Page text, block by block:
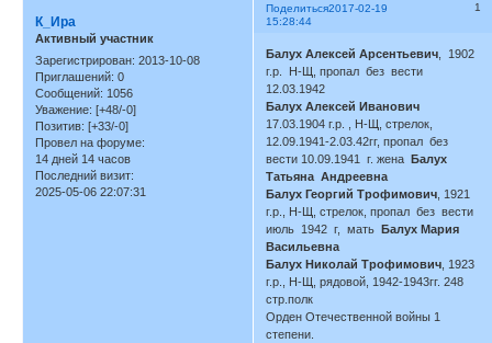
Поделиться 1
2017-02-19
15:28:44
К_Ира
Активный участник
Зарегистрирован: 2013-10-08
Приглашений: 0
Сообщений: 1056
Уважение: [+48/-0]
Позитив: [+33/-0]
Провел на форуме:
14 дней 14 часов
Последний визит:
2025-05-06 22:07:31
Балух Алексей Арсентьевич , 1902
г.р. Н-Щ, пропал без вести
12.03.1942
Балух Алексей Иванович
17.03.1904 г.р. , Н-Щ, стрелок,
12.09.1941-2.03.42гг, пропал без
вести 10.09.1941 г. женаБалух
Татьяна Андреевна
Балух Георгий Трофимович , 1921
г.р., Н-Щ, стрелок, пропал без вести
июль 1942 г, матьБалух Мария
Васильевна
Балух Николай Трофимович , 1923
г.р., Н-Щ, рядовой, 1942-1943гг. 248
стр.полк
Орден Отечественной войны 1
степени.